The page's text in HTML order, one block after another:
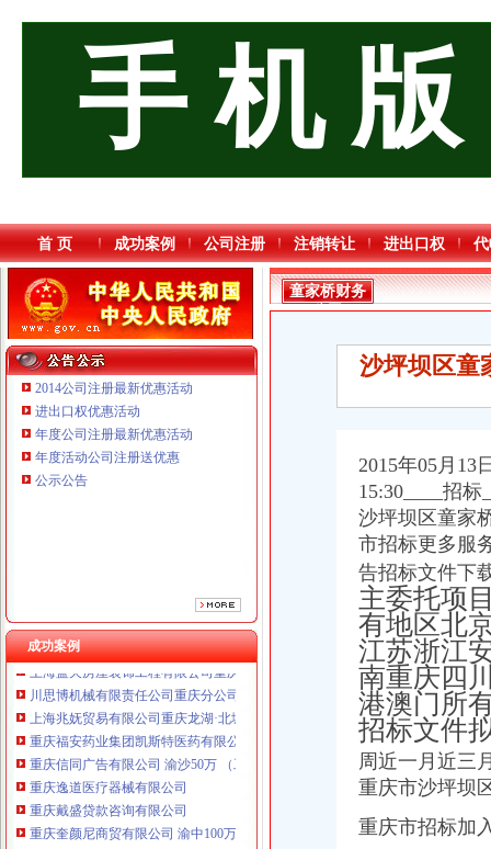
手 机 版
首 页 成功案例 公司注册 注销转让 进出口权
2014公司注册最新优惠活动
进出口权优惠活动
年度公司注册最新优惠活动
年度活动公司注册送优惠
公示公告
成功案例
重庆恺昶贸易有限公司 渝九 （食品许可证）
重庆科发表面处理有限责任公司 渝北800万 （进出口权）
上海蓝天房屋装饰工程有限公司重庆分公司 渝北 （工商注册）
川思博机械有限责任公司重庆分公司 渝江 （工商注册）
上海兆妩贸易有限公司重庆龙湖·北城天街分公司 （工商注册）
重庆福安药业集团凯斯特医药有限公司 渝新100万 （进出口权）
重庆信同广告有限公司 渝沙50万 （工商注册）
重庆逸道医疗器械有限公司
重庆戴盛贷款咨询有限公司
重庆奎颜尼商贸有限公司 渝中100万 （工商注册）
重庆谦如福商贸有限公司 渝南3万 （公司转让）
童家桥财务
公司
沙坪坝区童
2015年05月13
15:30____招
沙坪坝区童家
市招标更多服
告招标文件下
主委托项
有地区北
江苏浙江
南重庆四
港澳门所
招标文件
周近一月近三
重庆市沙坪坝
重庆市招标加